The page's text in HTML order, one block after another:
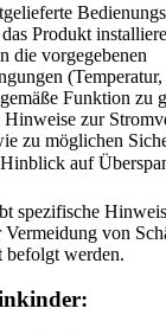
Produkt
die vorgegebenen
Funktion zu
Hinweise zur
zu möglichen
auf
spezifische
von
befolgt werden.